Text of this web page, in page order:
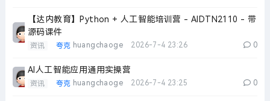
【达内教育】Python + 人工智能培训营 - AIDTN2110 - 带
源码课件
资讯 夸克 huangchaoge 2026-7-4 23:26 0
AI人工智能应用通用实操营
资讯 夸克 huangchaoge 2026-7-4 23:25 0